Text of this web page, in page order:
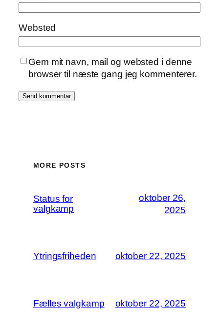
Websted
Gem mit navn, mail og websted i denne
browser til næste gang jeg kommenterer.
MORE POSTS
Status for
valgkamp
oktober 26,
2025
Ytringsfriheden oktober 22, 2025
Fælles valgkamp oktober 22, 2025